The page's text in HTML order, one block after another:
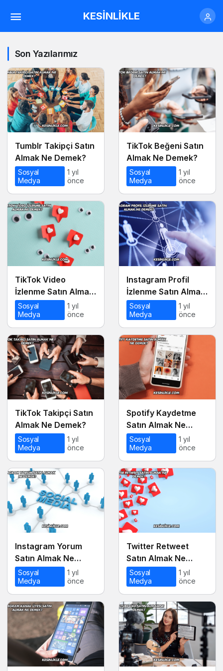
KESİNLİKLE
Son Yazılarımız
Tumblr Takipçi Satın
Almak Ne Demek?
Sosyal
Medya
1 yıl
önce
TikTok Beğeni Satın
Almak Ne Demek?
Sosyal
Medya
1 yıl
önce
TikTok Video
İzlenme Satın Almak
Ne Demek?
Sosyal
Medya
1 yıl
önce
Instagram Profil
İzlenme Satın Almak
Ne Demek?
Sosyal
Medya
1 yıl
önce
TikTok Takipçi Satın
Almak Ne Demek?
Sosyal
Medya
1 yıl
önce
Spotify Kaydetme
Satın Almak Ne
Demek?
Sosyal
Medya
1 yıl
önce
Instagram Yorum
Satın Almak Ne
Demek?
Sosyal
Medya
1 yıl
önce
Twitter Retweet
Satın Almak Ne
Demek?
Sosyal
Medya
1 yıl
önce